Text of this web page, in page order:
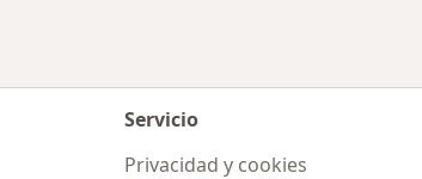
Servicio
Privacidad y cookies